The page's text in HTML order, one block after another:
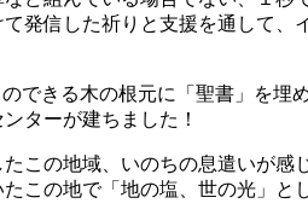
発信した祈りと支援を通して、
できる木の根元に「聖書」を埋
ターが建ちました！
この地域、いのちの息遣いが感
この地で「地の塩、世の光」と